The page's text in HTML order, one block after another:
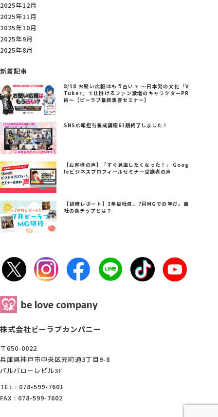
2025年12月
2025年11月
2025年10月
2025年9月
2025年8月
新着記事
8/18 お堅い広報はもう古い？ ～日本発の文化「V
Tuber」で仕掛けるファン激増のキャラクターPR
術～【ビーラブ最新集客セミナー】
SNS広報担当養成講座61期終了しました！
【お客様の声】「すぐ見直したくなった！」 Goog
leビジネスプロフィールセミナー受講者の声
【研修レポート】3年目社員、7月MGでの学び。自
社の青チップとは？
株式会社ビーラブカンパニー
〒650-0022
兵庫県神戸市中央区元町通3丁目9-8
パルパローレビル3F
TEL : 078-599-7601
FAX : 078-599-7602